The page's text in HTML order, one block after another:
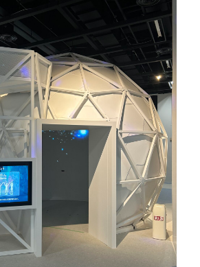
会社概要
お問い合わせ
プライバシーポリシー